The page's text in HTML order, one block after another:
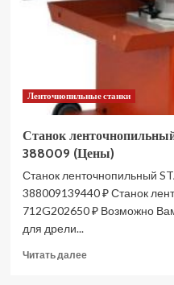
Ленточнопильные станки
Станок
388009 (Цены)
Станок ленточнопильный
388009139440 ₽ Станок
712G202650 ₽ Возможно
для дрели...
Читать далееПрочитать